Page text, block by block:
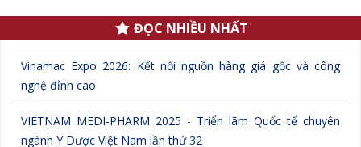
. ĐỌC NHIỀU NHẤT
Vinamac Expo 2026: Kết nối nguồn hàng giá gốc và công
nghệ đỉnh cao
VIETNAM MEDI-PHARM 2025 - Triển lãm Quốc tế chuyên
ngành Y Dược Việt Nam lần thứ 32